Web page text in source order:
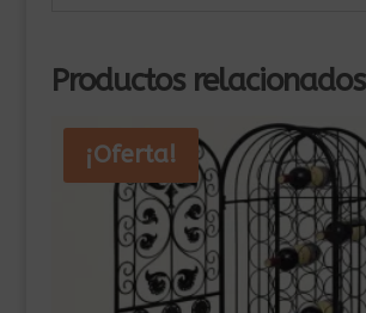
Productos relacionados
¡Oferta!